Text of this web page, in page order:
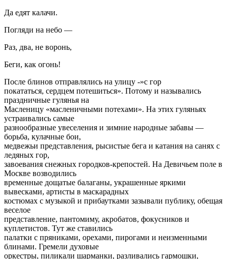
Да едят калачи.
Погляди на небо —
Раз, два, не воронь,
Беги, как огонь!
После блинов отправлялись на улицу -»с гор
покататься, сердцем потешиться». Потому и назывались
праздничные гулянья на
Масленицу «масленичными потехами». На этих гуляньях
устраивались самые
разнообразные увеселения и зимние народные забавы —
борьба, кулачные бои,
медвежьи представления, рысистые бега и катания на санях с
ледяных гор,
завоевания снежных городков-крепостей. На Девичьем поле в
Москве возводились
временные дощатые балаганы, украшенные яркими
вывесками, артисты в маскарадных
костюмах с музыкой и прибаутками зазывали публику, обещая
веселое
представление, пантомиму, акробатов, фокусников и
куплетистов. Тут же ставились
палатки с пряниками, орехами, пирогами и неизменными
блинами. Гремели духовые
оркестры, пиликали шарманки, разливались гармошки,